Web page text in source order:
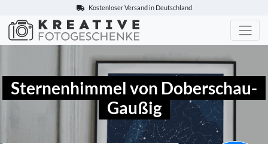
Kostenloser Versand in Deutschland
Kreative-Fotogeschenke.de
Sternenhimmel von Doberschau-
Gaußig